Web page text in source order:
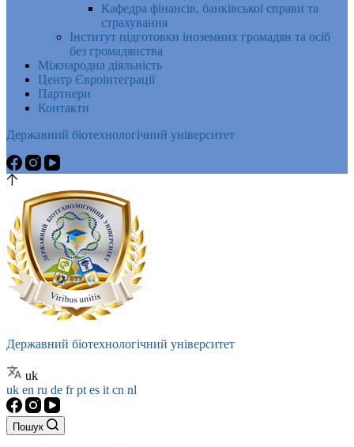
Кафедра фінансів, банківської справи та
страхування
Інститут підготовки іноземних громадян та осіб
без громадянства
Міжнародна діяльність
Центр Євроінтеграції
Партнери
Контакти
Державний біотехнологічний університет
Державний біотехнологічний університет
uk
uk en ru de frpt es it cn nl
Пошук